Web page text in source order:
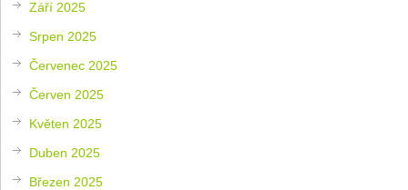
Září 2025
Srpen 2025
Červenec 2025
Červen 2025
Květen 2025
Duben 2025
Březen 2025